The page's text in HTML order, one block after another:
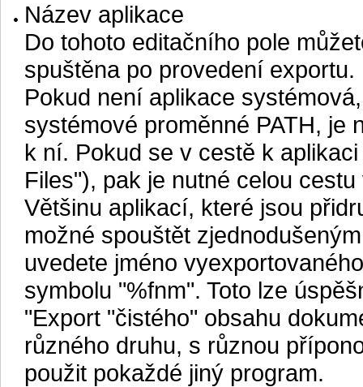
Název aplikace
Do tohoto editačního pole
spuštěna po provedení exportu.
Pokud není aplikace
systémové proměnné PATH, je
k ní. Pokud se v cestě k
Files"), pak je nutné celou
Většinu aplikací, které jsou
možné spouštět
uvedete jméno
symbolu "%fnm". Toto lze
"Export "čistého" obsahu
různého druhu, s různou
použit pokaždé jiný program.